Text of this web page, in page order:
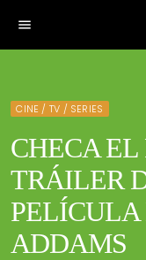
menu
CINE / TV / SERIES
CHECA
TRÁILER
PELÍCULA
ADDAMS